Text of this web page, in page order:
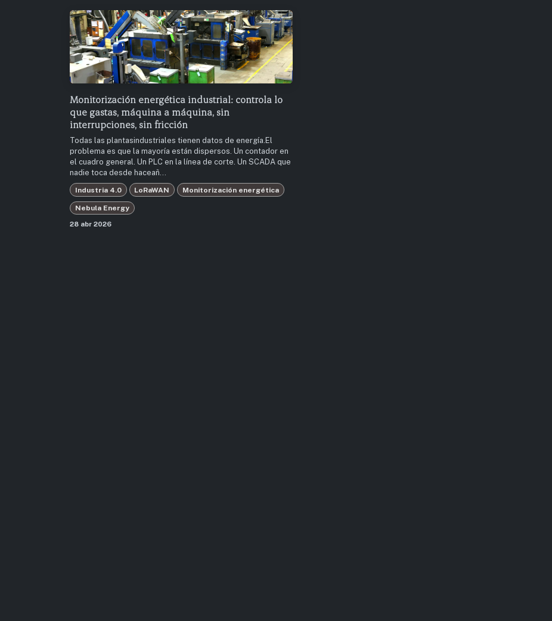
Monitorización energética industrial: controla lo
que gastas, máquina a máquina, sin
interrupciones, sin fricción
Todas las plantasindustriales tienen datos de energía.El
problema es que la mayoría están dispersos. Un contador en
el cuadro general. Un PLC en la línea de corte. Un SCADA que
nadie toca desde haceañ...
Industria 4.0 LoRaWAN Monitorización energética
Nebula Energy
28 abr 2026